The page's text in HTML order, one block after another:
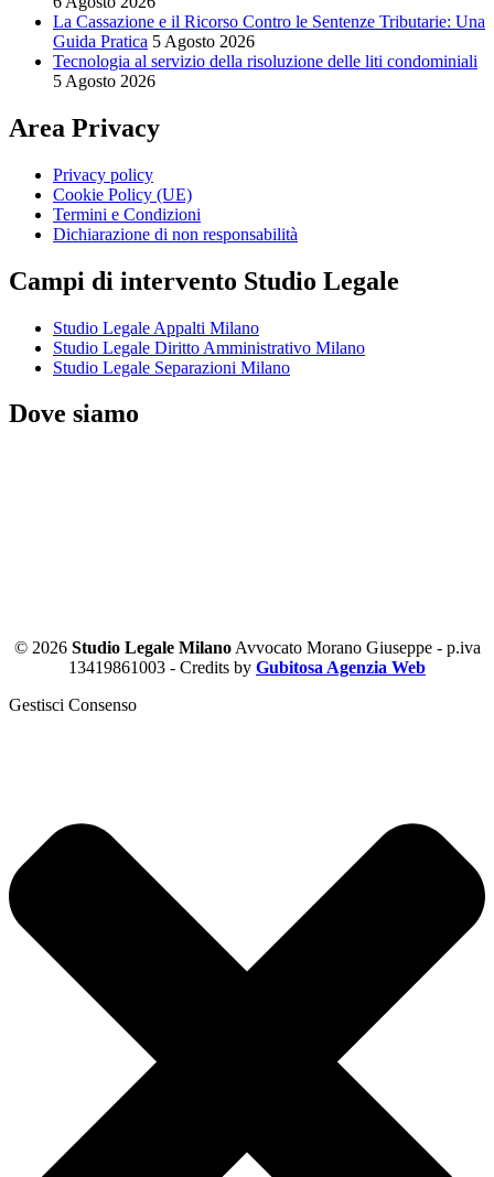
La Cassazione e il Ricorso Contro le Sentenze Tributarie: Una
Guida Pratica 5 Agosto 2026
Tecnologia al servizio della risoluzione delle liti condominiali
5 Agosto 2026
Area Privacy
Privacy policy
Cookie Policy (UE)
Termini e Condizioni
Dichiarazione di non responsabilità
Campi di intervento Studio Legale
Studio Legale Appalti Milano
Studio Legale Diritto Amministrativo Milano
Studio Legale Separazioni Milano
Dove siamo
© 2026 Studio Legale MilanoAvvocato Morano Giuseppe - p.iva
13419861003 - Credits by Gubitosa Agenzia Web
Gestisci Consenso